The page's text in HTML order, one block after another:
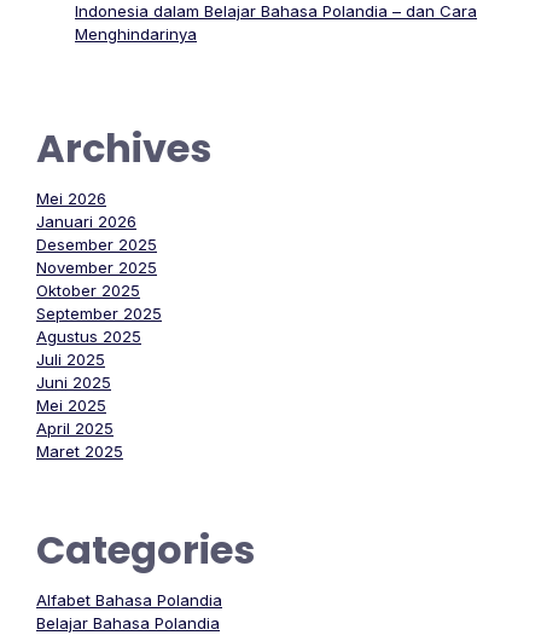
Indonesia dalam Belajar Bahasa Polandia – dan Cara
Menghindarinya
Archives
Mei 2026
Januari 2026
Desember 2025
November 2025
Oktober 2025
September 2025
Agustus 2025
Juli 2025
Juni 2025
Mei 2025
April 2025
Maret 2025
Categories
Alfabet Bahasa Polandia
Belajar Bahasa Polandia